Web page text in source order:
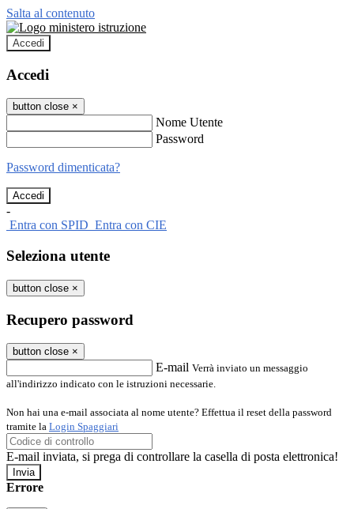
Salta al contenuto
Accedi
Accedi
button close ×
Nome Utente
Password
Password dimenticata?
-
Entra con SPID Entra con CIE
Seleziona utente
button close ×
Recupero password
button close ×
E-mail Verrà inviato un messaggio
all'indirizzo indicato con le istruzioni necessarie.
Non hai una e-mail associata al nome utente? Effettua il reset della password
tramite la Login Spaggiari
E-mail inviata, si prega di controllare la casella di posta elettronica!
Errore